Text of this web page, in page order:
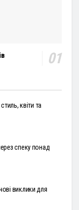
квіти та
спеку понад
виклики для